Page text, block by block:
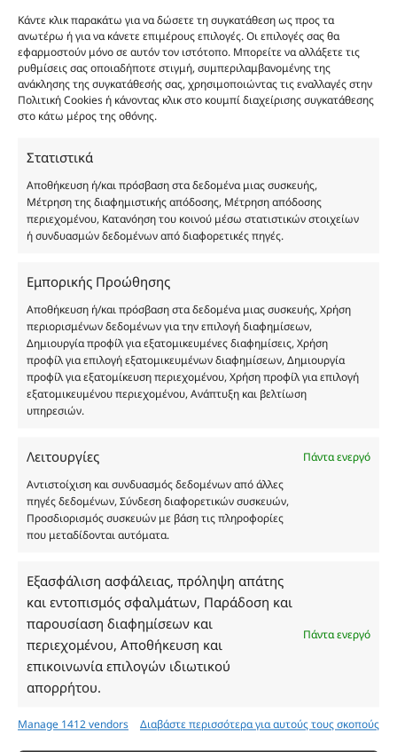
Κάντε κλικ παρακάτω για να δώσετε τη συγκατάθεση ως προς τα
ανωτέρω ή για να κάνετε επιμέρους επιλογές. Οι επιλογές σας θα
εφαρμοστούν μόνο σε αυτόν τον ιστότοπο. Μπορείτε να αλλάξετε τις
ρυθμίσεις σας οποιαδήποτε στιγμή, συμπεριλαμβανομένης της
ανάκλησης της συγκατάθεσής σας, χρησιμοποιώντας τις εναλλαγές στην
Πολιτική Cookies ή κάνοντας κλικ στο κουμπί διαχείρισης συγκατάθεσης
στο κάτω μέρος της οθόνης.
Στατιστικά
Αποθήκευση ή/και πρόσβαση στα δεδομένα μιας συσκευής,
Μέτρηση της διαφημιστικής απόδοσης, Μέτρηση απόδοσης
περιεχομένου, Κατανόηση του κοινού μέσω στατιστικών στοιχείων
ή συνδυασμών δεδομένων από διαφορετικές πηγές.
Εμπορικής Προώθησης
Αποθήκευση ή/και πρόσβαση στα δεδομένα μιας συσκευής, Χρήση
περιορισμένων δεδομένων για την επιλογή διαφημίσεων,
Δημιουργία προφίλ για εξατομικευμένες διαφημίσεις, Χρήση
προφίλ για επιλογή εξατομικευμένων διαφημίσεων, Δημιουργία
προφίλ για εξατομίκευση περιεχομένου, Χρήση προφίλ για επιλογή
εξατομικευμένου περιεχομένου, Ανάπτυξη και βελτίωση
υπηρεσιών.
Λειτουργίες
Πάντα ενεργό
Αντιστοίχιση και συνδυασμός δεδομένων από άλλες
πηγές δεδομένων, Σύνδεση διαφορετικών συσκευών,
Προσδιορισμός συσκευών με βάση τις πληροφορίες
που μεταδίδονται αυτόματα.
Εξασφάλιση ασφάλειας, πρόληψη απάτης
και εντοπισμός σφαλμάτων, Παράδοση και
παρουσίαση διαφημίσεων και
περιεχομένου, Αποθήκευση και
επικοινωνία επιλογών ιδιωτικού
απορρήτου.
Πάντα ενεργό
Manage 1412 vendors Διαβάστε περισσότερα για αυτούς τους σκοπούς
Φύλο:
Γυναικεία
Κωδικός προϊόντος : FP111
Νότες:ΓΛΥΚΑ, ΔΡΟΣΕΡΑ, ΚΑΘΑΡΙΟΤΗΤΑΣ
Εποχές:ΑΝΟΙΞΗ, ΚΑΛΟΚΑΙΡΙ
Αρωματική Νότα:ALMOND, MUSKY, SWEET
Άρωμα τύπου που θυμίζει Musc Noir, γλυκό, δροσερό και καθαρό, με νότες
καλοκαίρι.
Με ενισχυμένη σύνθεση 27% αιθέριου ελαίου και premium γυάλινη
συσκευασία για διάρκεια και διακριτική πολυτέλεια.
Συστατικά:Alcohol Denat, Aqua, PEG-40 Hydrogenated Castor Oil, Parfum,
Alcohol, Citronellol, Coumarin, Evernia Furfuracea Extract, Evernia
Prunastri Extract, Eugenol, Geraniol, Hydroxycitronellal, Isoeugenol,
Limonene, Linalool, CI 19140
Οι φωτογραφίες των προϊόντων είναι ενδεικτικές
και δεν είναι προς πώληση το εικονιζόμενο προϊόν.
Σκοπός τους είναι η διευκόλυνση της επιλογής σας.
αυθεντικά αρώματα και δεν ανταποκρίνονται στην
πραγματικότητα. Πρόθεση της επιχείρησης μας δεν
είναι η παραπλάνηση και η εξαπάτηση του
καταναλωτή. Όλα μας τα προϊόντα είναι τύπου, σε
χύμα μορφή και είναι εμπνευσμένα από τα
αντίστοιχα αυθεντικά γνωστών οίκων. Οι
ονομασίες, οι εικόνες και τα σήματα των
προϊόντων αποτελούν αναφαίρετη και